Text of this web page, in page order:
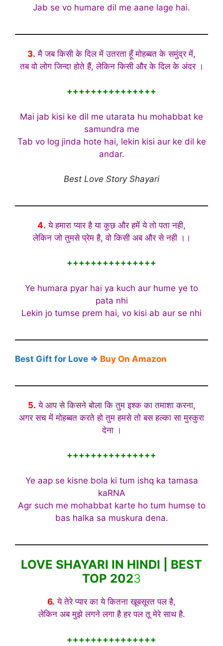
Jab se vo humare dil me aane lage hai.
3. मै जब किसी के दिल में उतरता हूँ मोहब्बत के समुंद्र में,
तब वो लोग जिन्दा होते हैं, लेकिन किसी और के दिल के अंदर ।
+++++++++++++++
Mai jab kisi ke dil me utarata hu mohabbat ke
samundra me
Tab vo log jinda hote hai, lekin kisi aur ke dil ke
andar.
Best Love Story Shayari
4. ये हमारा प्यार है या कुछ और हमें ये तो पता नही,
लेकिन जो तुमसे प्रेम है, वो किसी अब और से नही ।।
+++++++++++++++
Ye humara pyar hai ya kuch aur hume ye to
pata nhi
Lekin jo tumse prem hai, vo kisi ab aur se nhi
Best Gift for Love ⇒ Buy On Amazon
5. ये आप से किसने बोला कि तुम इश्क का तमाशा करना,
अगर सच में मोहब्बत करते हो तुम हमसे तो बस हल्का सा मुस्कुरा
देना ।
+++++++++++++++
Ye aap se kisne bola ki tum ishq ka tamasa
kaRNA
Agr such me mohabbat karte ho tum humse to
bas halka sa muskura dena.
LOVE SHAYARI IN HINDI | BEST
TOP 2023
6. ये तेरे प्यार का ये कितना खूबसूरत पल है,
लेकिन अब मुझे लगने लगा है हर पल तू मेरे साथ है.
+++++++++++++++